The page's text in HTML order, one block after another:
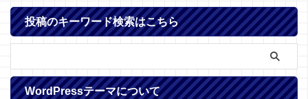
投稿のキーワード検索はこちら
WordPressテーマについて